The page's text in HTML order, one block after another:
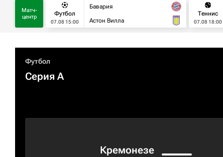
Матч-
центр
Футбол
07.08 15:00
Бавария
Астон Вилла
Теннис
07.08 18:00
Футбол
Серия А
Кремонезе